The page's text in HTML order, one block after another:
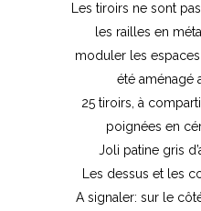
Les tiroirs ne sont
les railles en
moduler les
été aménagé
25 tiroirs, à
poignées en
Joli patine gris
Les dessus et les
A signaler: sur le